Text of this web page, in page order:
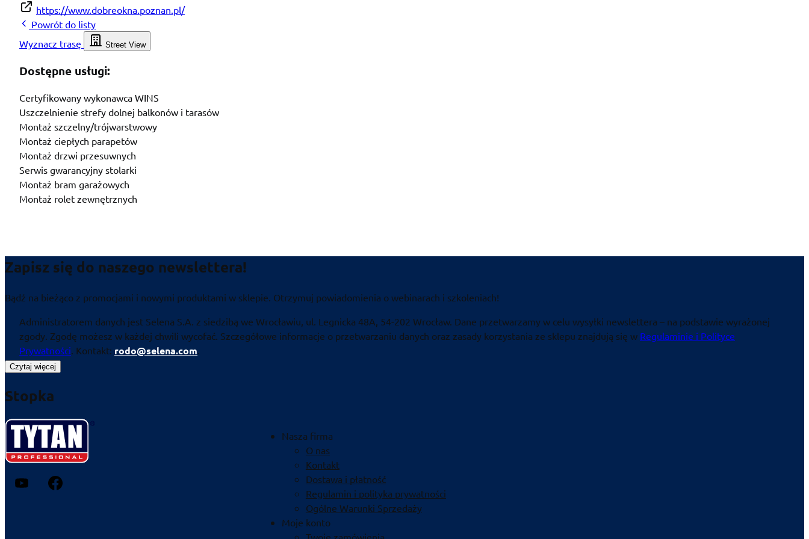
https://www.dobreokna.poznan.pl/
Powrót do listy
Wyznacz trasę
Street View
Dostępne usługi:
Certyfikowany wykonawca WINS
Uszczelnienie strefy dolnej balkonów i tarasów
Montaż szczelny/trójwarstwowy
Montaż ciepłych parapetów
Montaż drzwi przesuwnych
Serwis gwarancyjny stolarki
Montaż bram garażowych
Montaż rolet zewnętrznych
Zapisz się do naszego newslettera!
Bądź na bieżąco z promocjami i nowymi produktami w sklepie. Otrzymuj powiadomienia o webinarach i szkoleniach!
Administratorem danych jest Selena S.A. z siedzibą we Wrocławiu, ul. Legnicka 48A, 54-202 Wrocław. Dane przetwarzamy w celu wysyłki newslettera – na podstawie wyrażonej
zgody. Zgodę możesz w każdej chwili wycofać. Szczegółowe informacje o przetwarzaniu danych oraz zasady korzystania ze sklepu znajdują się w Regulaminie i Polityce
Prywatności. Kontakt: rodo@selena.com.
Czytaj więcej
Stopka
Nasza firma
O nas
Kontakt
Dostawa i płatność
Regulamin i polityka prywatności
Ogólne Warunki Sprzedaży
Moje konto
Twoje zamówienia